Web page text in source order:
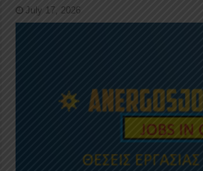
July 17, 2026